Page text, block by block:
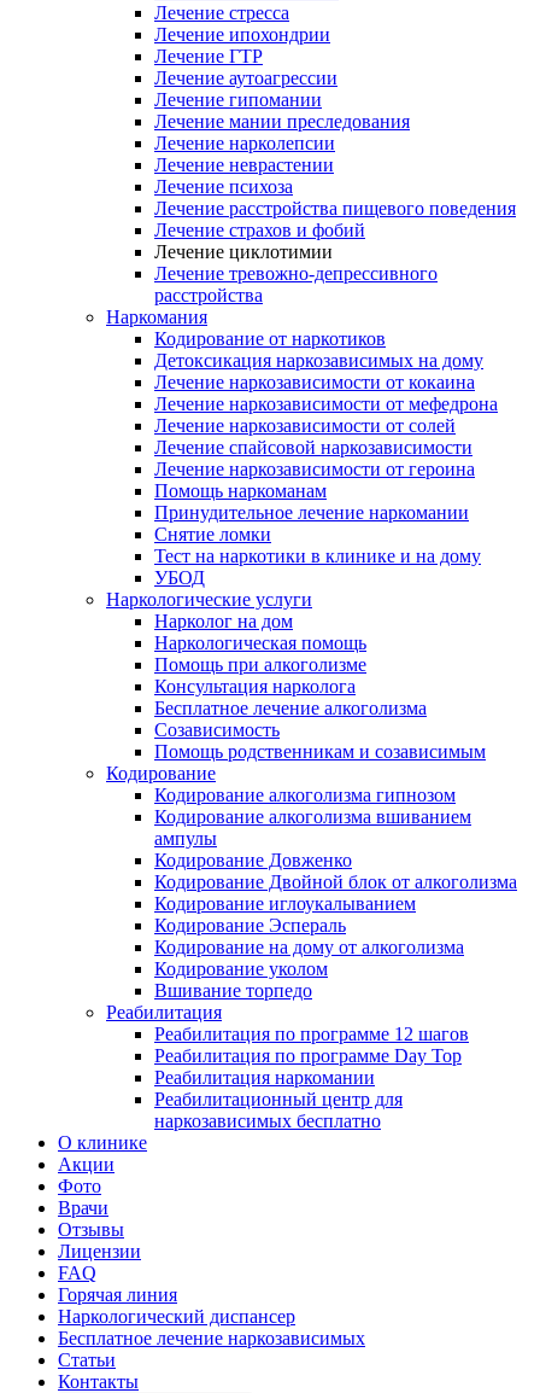
Лечение стресса
Лечение ипохондрии
Лечение ГТР
Лечение аутоагрессии
Лечение гипомании
Лечение мании преследования
Лечение нарколепсии
Лечение неврастении
Лечение психоза
Лечение расстройства пищевого поведения
Лечение страхов и фобий
Лечение циклотимии
Лечение тревожно-депрессивного
расстройства
Наркомания
Кодирование от наркотиков
Детоксикация наркозависимых на дому
Лечение наркозависимости от кокаина
Лечение наркозависимости от мефедрона
Лечение наркозависимости от солей
Лечение спайсовой наркозависимости
Лечение наркозависимости от героина
Помощь наркоманам
Принудительное лечение наркомании
Снятие ломки
Тест на наркотики в клинике и на дому
УБОД
Наркологические услуги
Нарколог на дом
Наркологическая помощь
Помощь при алкоголизме
Консультация нарколога
Бесплатное лечение алкоголизма
Созависимость
Помощь родственникам и созависимым
Кодирование
Кодирование алкоголизма гипнозом
Кодирование алкоголизма вшиванием
ампулы
Кодирование Довженко
Кодирование Двойной блок от алкоголизма
Кодирование иглоукалыванием
Кодирование Эспераль
Кодирование на дому от алкоголизма
Кодирование уколом
Вшивание торпедо
Реабилитация
Реабилитация по программе 12 шагов
Реабилитация по программе Day Top
Реабилитация наркомании
Реабилитационный центр для
наркозависимых бесплатно
О клинике
Акции
Фото
Врачи
Отзывы
Лицензии
FAQ
Горячая линия
Наркологический диспансер
Бесплатное лечение наркозависимых
Статьи
Контакты